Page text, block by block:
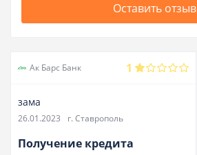
Оставить отзыв
Ак Барс Банк 1
зама
26.01.2023 г. Ставрополь
Получение кредита